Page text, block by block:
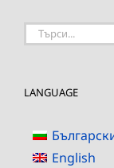
Търсене
LANGUAGE
English